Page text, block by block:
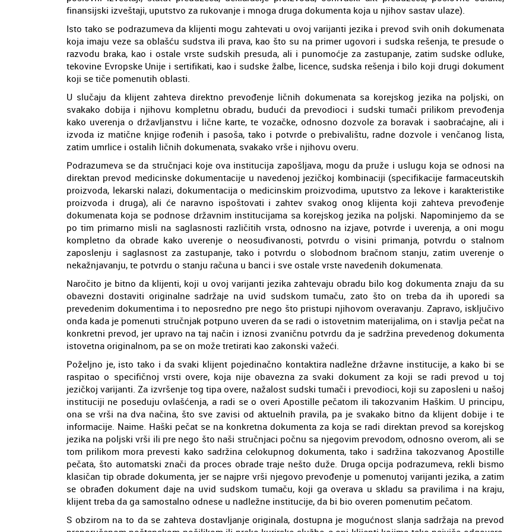
finansijski izveštaji, uputstvo za rukovanje i mnoga druga dokumenta koja u njihov sastav ulaze).
Isto tako se podrazumeva da klijenti mogu zahtevati u ovoj varijanti jezika i prevod svih onih dokumenata
koja imaju veze sa oblašću sudstva ili prava, kao što su na primer ugovori i sudska rešenja, te presude o
razvodu braka, kao i ostale vrste sudskih presuda, ali i punomoćje za zastupanje, zatim sudske odluke,
tekovine Evropske Unije i sertifikati, kao i sudske žalbe, licence, sudska rešenja i bilo koji drugi dokument
koji se tiče pomenutih oblasti.
U slučaju da klijent zahteva direktno prevođenje ličnih dokumenata sa korejskog jezika na poljski, on
svakako dobija i njihovu kompletnu obradu, budući da prevodioci i sudski tumači prilikom prevođenja
kako uverenja o državljanstvu i lične karte, te vozačke, odnosno dozvole za boravak i saobraćajne, ali i
izvoda iz matične knjige rođenih i pasoša, tako i potvrde o prebivalištu, radne dozvole i venčanog lista,
zatim umrlice i ostalih ličnih dokumenata, svakako vrše i njihovu overu.
Podrazumeva se da stručnjaci koje ova institucija zapošljava, mogu da pruže i uslugu koja se odnosi na
direktan prevod medicinske dokumentacije u navedenoj jezičkoj kombinaciji (specifikacije farmaceutskih
proizvoda, lekarski nalazi, dokumentacija o medicinskim proizvodima, uputstvo za lekove i karakteristike
proizvoda i druga), ali će naravno ispoštovati i zahtev svakog onog klijenta koji zahteva prevođenje
dokumenata koja se podnose državnim institucijama sa korejskog jezika na poljski. Napominjemo da se
po tim primarno misli na saglasnosti različitih vrsta, odnosno na izjave, potvrde i uverenja, a oni mogu
kompletno da obrade kako uverenje o neosuđivanosti, potvrdu o visini primanja, potvrdu o stalnom
zaposlenju i saglasnost za zastupanje, tako i potvrdu o slobodnom bračnom stanju, zatim uverenje o
nekažnjavanju, te potvrdu o stanju računa u banci i sve ostale vrste navedenih dokumenata.
Naročito je bitno da klijenti, koji u ovoj varijanti jezika zahtevaju obradu bilo kog dokumenta znaju da su
obavezni dostaviti originalne sadržaje na uvid sudskom tumaču, zato što on treba da ih uporedi sa
prevedenim dokumentima i to neposredno pre nego što pristupi njihovom overavanju. Zapravo, isključivo
onda kada je pomenuti stručnjak potpuno uveren da se radi o istovetnim materijalima, on i stavlja pečat na
konkretni prevod, jer upravo na taj način i iznosi zvaničnu potvrdu da je sadržina prevedenog dokumenta
istovetna originalnom, pa se on može tretirati kao zakonski važeći.
Poželjno je, isto tako i da svaki klijent pojedinačno kontaktira nadležne državne institucije, a kako bi se
raspitao o specifičnoj vrsti overe, koja nije obavezna za svaki dokument za koji se radi prevod u toj
jezičkoj varijanti. Za izvršenje tog tipa overe, nažalost sudski tumači i prevodioci, koji su zaposleni u našoj
instituciji ne poseduju ovlašćenja, a radi se o overi Apostille pečatom ili takozvanim Haškim. U principu,
ona se vrši na dva načina, što sve zavisi od aktuelnih pravila, pa je svakako bitno da klijent dobije i te
informacije. Naime. Haški pečat se na konkretna dokumenta za koja se radi direktan prevod sa korejskog
jezika na poljski vrši ili pre nego što naši stručnjaci počnu sa njegovim prevodom, odnosno overom, ali se
tom prilikom mora prevesti kako sadržina celokupnog dokumenta, tako i sadržina takozvanog Apostille
pečata, što automatski znači da proces obrade traje nešto duže. Druga opcija podrazumeva, rekli bismo
klasičan tip obrade dokumenta, jer se najpre vrši njegovo prevođenje u pomenutoj varijanti jezika, a zatim
se obrađen dokument daje na uvid sudskom tumaču, koji ga overava u skladu sa pravilima i na kraju,
klijent treba da ga samostalno odnese u nadležne institucije, da bi bio overen pomenutim pečatom.
S obzirom na to da se zahteva dostavljanje originala, dostupna je mogućnost slanja sadržaja na prevod